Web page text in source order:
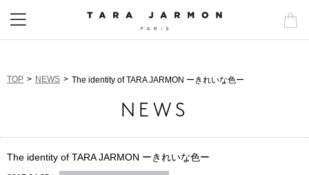
TOP NEWS The identity of TARA JARMON ーきれいな色ー
NEWS
The identity of TARA JARMON ーきれいな色ー